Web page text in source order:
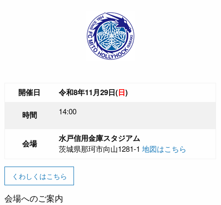
開催日 令和8年11月29日(日)
時間 14:00
会場 水戸信用金庫スタジアム
茨城県那珂市向山1281-1 地図はこちら
くわしくはこちら
会場へのご案内